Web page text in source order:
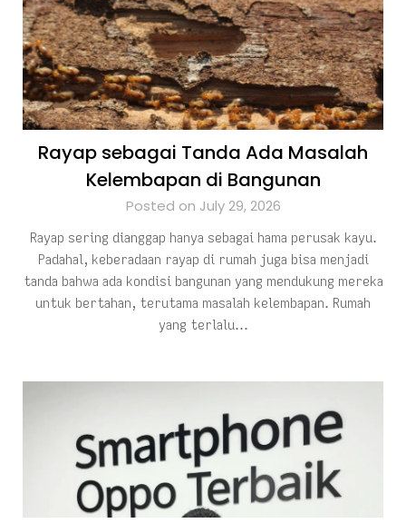
Rayap sebagai Tanda Ada Masalah
Kelembapan di Bangunan
Posted on July 29, 2026
Rayap sering dianggap hanya sebagai hama perusak kayu.
Padahal, keberadaan rayap di rumah juga bisa menjadi
tanda bahwa ada kondisi bangunan yang mendukung mereka
untuk bertahan, terutama masalah kelembapan. Rumah
yang terlalu…